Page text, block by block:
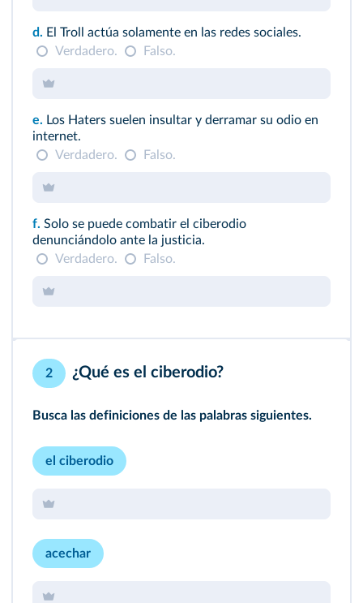
d. El Troll actúa solamente en las redes sociales.
Verdadero.
Falso.
e. Los Haters suelen insultar y derramar su odio en
internet.
Verdadero.
Falso.
f. Solo se puede combatir el ciberodio
denunciándolo ante la justicia.
Verdadero.
Falso.
2 ¿Qué es el ciberodio?
Busca las definiciones de las palabras siguientes.
el ciberodio
acechar